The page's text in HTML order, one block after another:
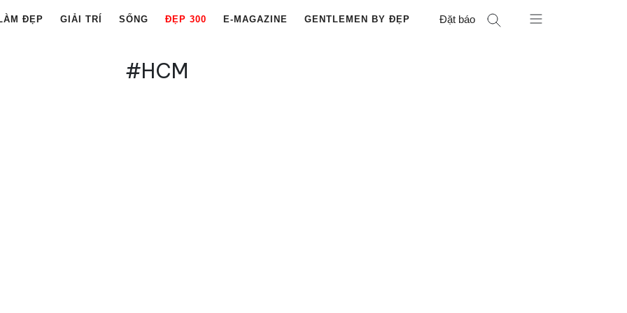
ĐẸP GIẢI TRÍ SỐNG ĐẸP 300 E-MAGAZINE GENTLEMEN BY ĐẸP Đặt báo
#HCM